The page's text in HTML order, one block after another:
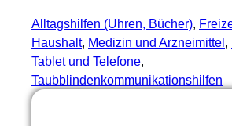
Alltagshilfen (Uhren, Bücher),
Haushalt, Medizin und Arzneimittel,
Tablet und Telefone
Taubblindenkommunikationshilfen